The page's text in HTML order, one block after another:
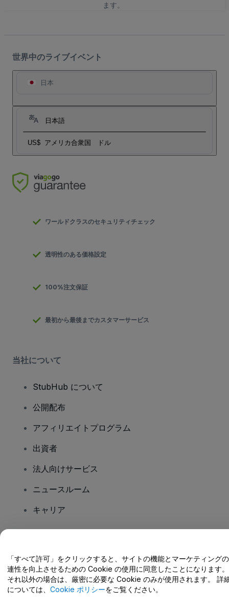
ます。
世界中のライブイベント
日本
日本語
US$ アメリカ合衆国 ドル
ワールドクラスのセキュリティチェック
透明性のある価格設定
100%注文保証
最初から最後までカスタマーサービス
当社について
StubHub について
公開配布
アフィリエイトプログラム
出資者
法人向けサービス
ニュースルーム
キャリア
ヘルプセンター / こちらまでご連絡下さい
「すべて許可」をクリックすると、サイトの機能とマーケティング
連性を向上させるための Cookie の使用に同意したことになります。
それ以外の場合は、厳密に必要な Cookie のみが使用されます。 詳
については、 Cookie ポリシーをご覧ください。